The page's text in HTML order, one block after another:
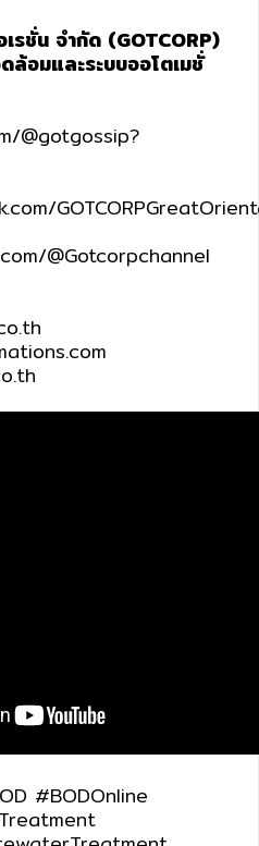
รชั่น จำกัด (GOTCORP)
ล้อมและระบบออโตเมชั่
@gotgossip?
@Gotcorpchannel
#BODOnline